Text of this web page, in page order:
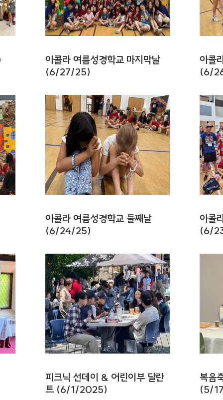
아콜라 여름성경학교 마지막날
(6/27/25)
아콜
(6/
아콜라 여름성경학교 둘째날
(6/24/25)
아콜
(6/
피크닉 선데이 & 어린이부 달란
트 (6/1/2025)
복음
(5/